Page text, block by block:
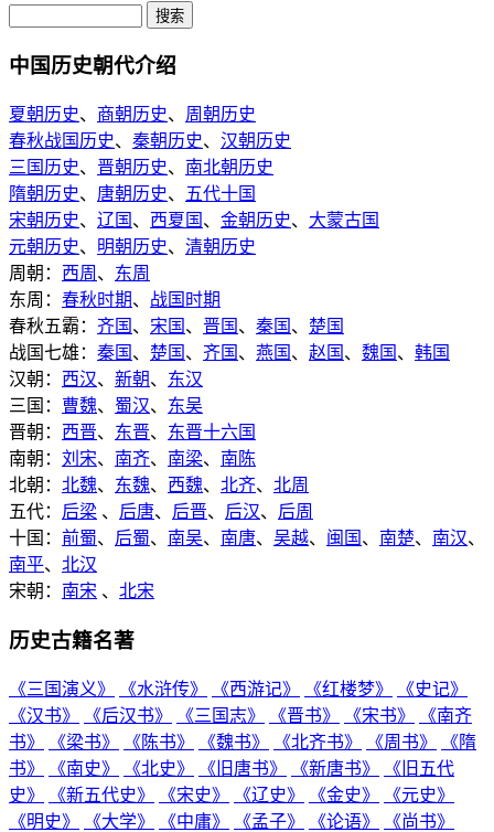
中国历史朝代介绍
夏朝历史、 商朝历史、 周朝历史
春秋战国历史、 秦朝历史、 汉朝历史
三国历史、 晋朝历史、 南北朝历史
隋朝历史、 唐朝历史、
五代十国
宋朝历史、 辽国 、 西夏国 、 金朝历史、 大蒙古国
元朝历史、 明朝历史、 清朝历史
周朝： 西周 、 东周
东周： 春秋时期、 战国时期
春秋五霸： 齐国 、 宋国 、 晋国 、 秦国 、 楚国
战国七雄： 秦国 、 楚国 、 齐国 、 燕国 、 赵国 、 魏国 、 韩国
汉朝： 西汉、 新朝、 东汉
三国： 曹魏、 蜀汉、 东吴
晋朝： 西晋、 东晋、 东晋十六国
南朝： 刘宋、 南齐、 南梁、 南陈
北朝： 北魏、 东魏、 西魏、 北齐、 北周
五代： 后梁 、 后唐、 后晋、 后汉、 后周
十国： 前蜀、 后蜀、 南吴、 南唐、 吴越、 闽国 、 南楚、 南汉、
南平、 北汉
宋朝： 南宋 、 北宋
历史古籍名著
《三国演义》 《水浒传》 《西游记》 《红楼梦》
《史记》
《汉书》
《后汉书》 《三国志》 《晋书》 《宋书》
《南齐
书》
《梁书》 《陈书》 《魏书》 《北齐书》 《周书》
《隋
书》
《南史》 《北史》 《旧唐书》 《新唐书》
《旧五代
史》
《新五代史》 《宋史》 《辽史》 《金史》
《元史》
《明史》
《大学》 《中庸》 《孟子》 《论语》
《尚书》